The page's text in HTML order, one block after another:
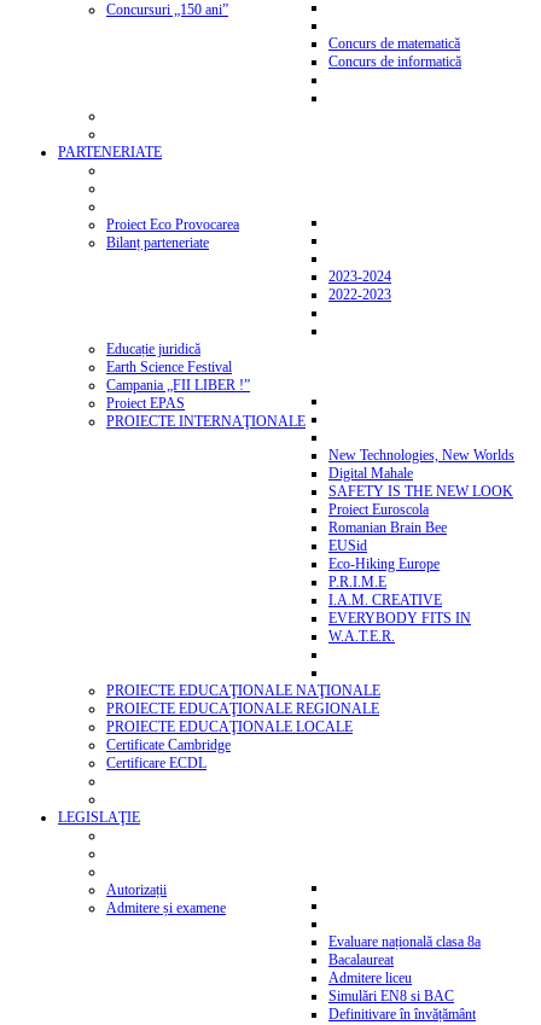
Concursuri „150 ani”
Concurs de matematică
Concurs de informatică
PARTENERIATE
Proiect Eco Provocarea
Bilanț parteneriate
2023-2024
2022-2023
Educație juridică
Earth Science Festival
Campania „FII LIBER !”
Proiect EPAS
PROIECTE INTERNAŢIONALE
New Technologies, New Worlds
Digital Mahale
SAFETY IS THE NEW LOOK
Proiect Euroscola
Romanian Brain Bee
EUSid
Eco-Hiking Europe
P.R.I.M.E
I.A.M. CREATIVE
EVERYBODY FITS IN
W.A.T.E.R.
PROIECTE EDUCAŢIONALE NAŢIONALE
PROIECTE EDUCAŢIONALE REGIONALE
PROIECTE EDUCAŢIONALE LOCALE
Certificate Cambridge
Certificare ECDL
LEGISLAŢIE
Autorizații
Admitere și examene
Evaluare națională clasa 8a
Bacalaureat
Admitere liceu
Simulări EN8 si BAC
Definitivare în învățământ